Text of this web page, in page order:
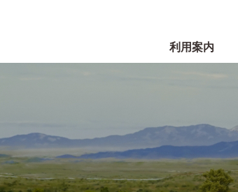
利用案内